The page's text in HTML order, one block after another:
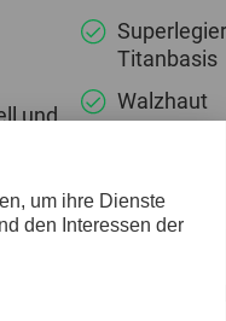
und
Titanbasis
Walzhaut